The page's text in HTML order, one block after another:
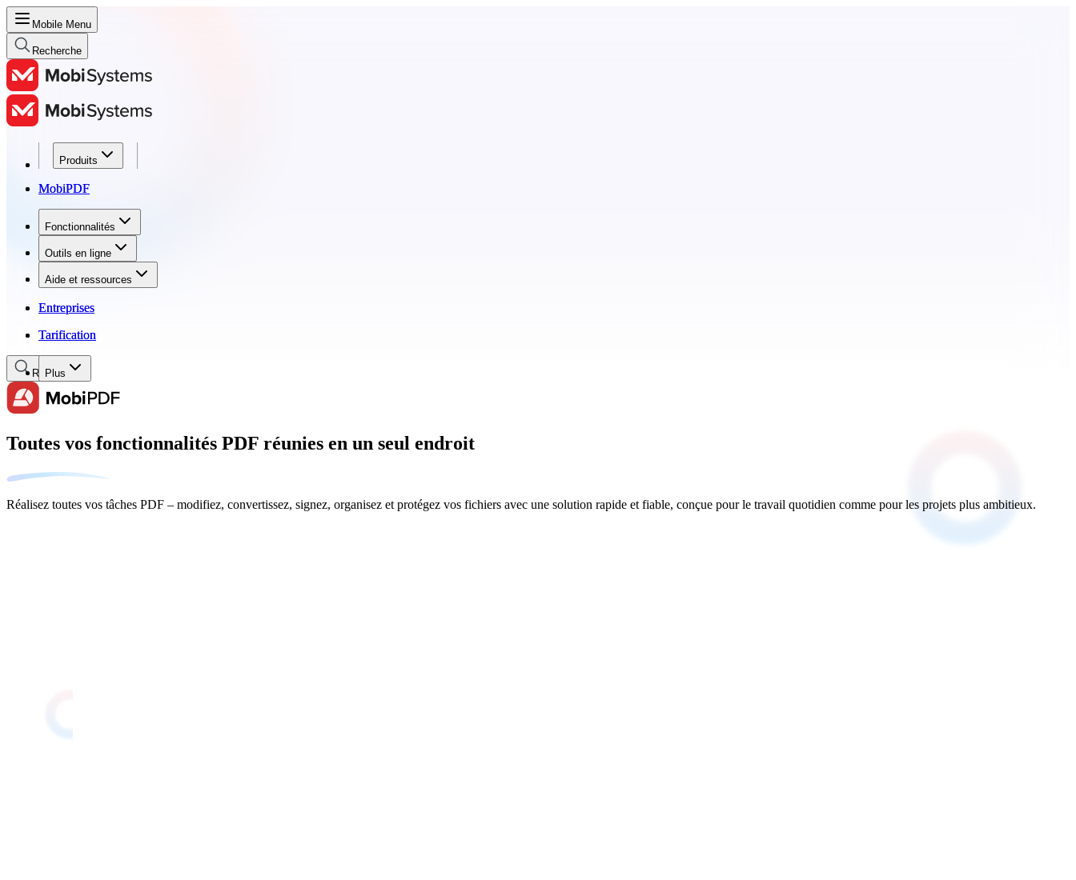
Mobile Menu
Recherche
Produits
MobiPDF
Fonctionnalités
Outils en ligne
Aide et ressources
Entreprises
Tarification
Plus
Produits
MobiPDF
Fonctionnalités
Outils en ligne
Aide et ressources
Entreprises
Tarification
Recherche
Toutes vos fonctionnalités PDF réunies en un seul endroit
Réalisez toutes vos tâches PDF – modifiez, convertissez, signez, organisez et protégez vos fichiers avec une solution rapide et fiable, conçue pour le travail quotidien comme pour les projets plus ambitieux.